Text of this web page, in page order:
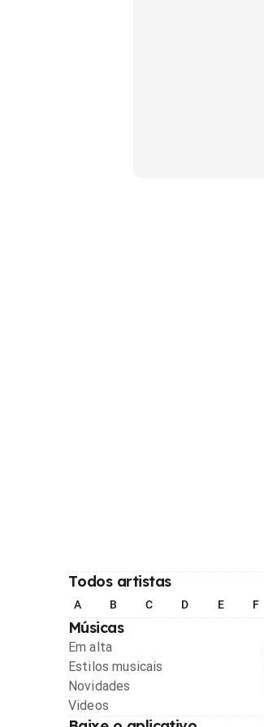
Todos artistas
A B C D E F
Músicas
Em alta
Estilos musicais
Novidades
Videos